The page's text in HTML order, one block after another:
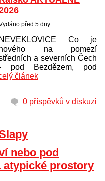
před 5 dny
NEVEKLOVICE Co je
na pomezí
a severních Čech
pod Bezdězem, pod
článek
0 příspěvků v diskuzi
nebo pod
atypické prostory